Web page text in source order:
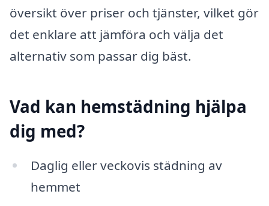
översikt över priser och tjänster, vilket gör
det enklare att jämföra och välja det
alternativ som passar dig bäst.
Vad kan hemstädning hjälpa
dig med?
Daglig eller veckovis städning av
hemmet